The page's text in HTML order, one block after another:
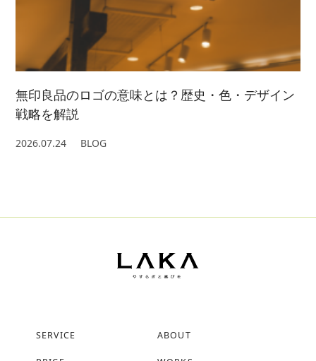
無印良品のロゴの意味とは？歴史・色・デザイン
戦略を解説
2026.07.24 BLOG
SERVICE ABOUT